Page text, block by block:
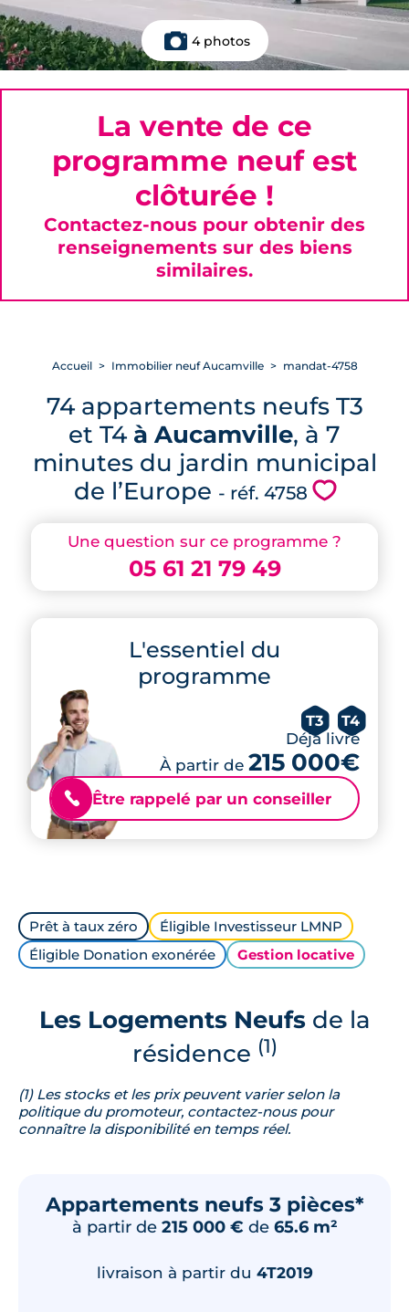
4 photos
Une question sur ce programme ?
05 61 21 79 49
L'essentiel du
programme
T3 T4
Déjà livré
À partir de 215 000€
📞 Être rappelé par un conseiller
Accueil Immobilier neuf Aucamville mandat-4758
74 appartements neufs T3
et T4 à Aucamville, à 7
minutes du jardin municipal
de l’Europe - réf. 4758 💗
La vente de ce
programme neuf est
clôturée !
Contactez-nous pour obtenir des
renseignements sur des biens
similaires.
Prêt à taux zéro
Éligible Investisseur LMNP
Éligible Donation exonérée
Gestion locative
Les Logements Neufsde la
résidence (1)
(1) Les stocks et les prix peuvent varier selon la
politique du promoteur, contactez-nous pour
connaître la disponibilité en temps réel.
Appartements neufs 3 pièces*
à partir de 215 000 € de 65.6 m²
livraison à partir du 4T2019